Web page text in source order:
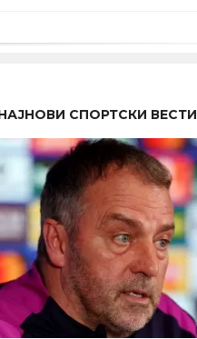
СПОРТСКИ ВЕСТИ